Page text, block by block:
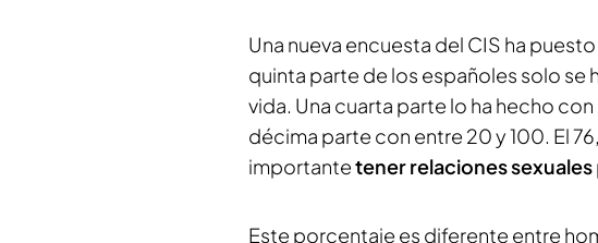
Una nueva encuesta del CIS ha
quinta parte de los españoles solo se
vida. Una cuarta parte lo ha hecho
décima parte con entre 20 y 100. El
importantetener relaciones sexuales
Este porcentaje es diferente entre